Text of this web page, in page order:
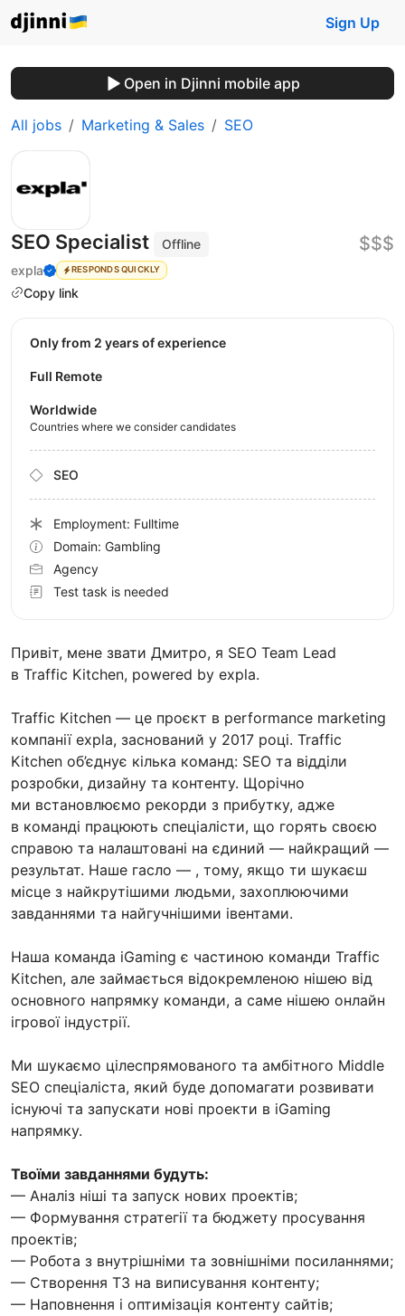
Sign Up
Open in Djinni mobile app
All jobs Marketing & Sales SEO
SEO Specialist
Offline
expla
RESPONDS QUICKLY
Copy link
$$$
Привіт, мене звати Дмитро, я SEO Team Lead
в Traffic Kitchen, powered by expla.
Traffic Kitchen — це проєкт в performance marketing
компанії expla, заснований у 2017 році. Traffic
Kitchen об’єднує кілька команд: SEO та відділи
розробки, дизайну та контенту. Щорічно
ми встановлюємо рекорди з прибутку, адже
в команді працюють спеціалісти, що горять своєю
справою та налаштовані на єдиний — найкращий —
результат. Наше гасло — , тому, якщо ти шукаєш
місце з найкрутішими людьми, захоплюючими
завданнями та найгучнішими івентами.
Наша команда iGaming є частиною команди Traffic
Kitchen, але займається відокремленою нішею від
основного напрямку команди, а саме нішею онлайн
ігрової індустрії.
Ми шукаємо цілеспрямованого та амбітного Middle
SEO спеціаліста, який буде допомагати розвивати
існуючі та запускати нові проекти в iGaming
напрямку.
Твоїми завданнями будуть:
— Аналіз ніші та запуск нових проектів;
— Формування стратегії та бюджету просування
проектів;
— Робота з внутрішніми та зовнішніми посиланнями;
— Створення ТЗ на виписування контенту;
— Наповнення і оптимізація контенту сайтів;
Only from 2 years of experience
Full Remote
Worldwide
Countries where we consider candidates
SEO
Employment: Fulltime
Domain: Gambling
Agency
Test task is needed